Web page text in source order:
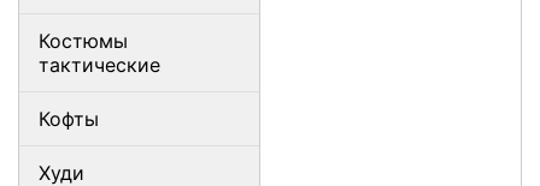
Костюмы
тактические
Кофты
Худи